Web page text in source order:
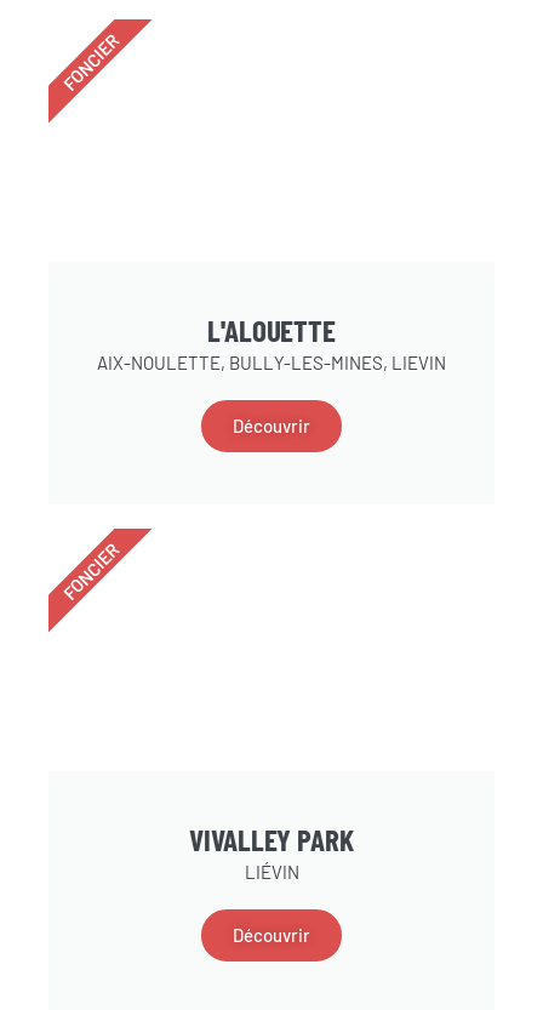
L'ALOUETTE
AIX-NOULETTE, BULLY-LES-MINES, LIEVIN
Découvrir
FONCIER
VIVALLEY PARK
LIÉVIN
Découvrir
FONCIER